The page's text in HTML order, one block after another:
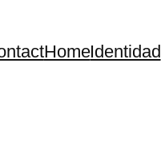
HomeIdentidad